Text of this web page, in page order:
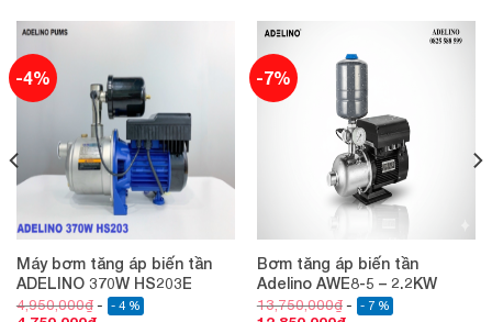
-4%
Máy bơm tăng áp biến tần
ADELINO 370W HS203E
4,950,000₫ - 4 %
-7%
Bơm tăng áp biến tần
Adelino AWE8-5 – 2.2KW
13,750,000₫ - 7 %